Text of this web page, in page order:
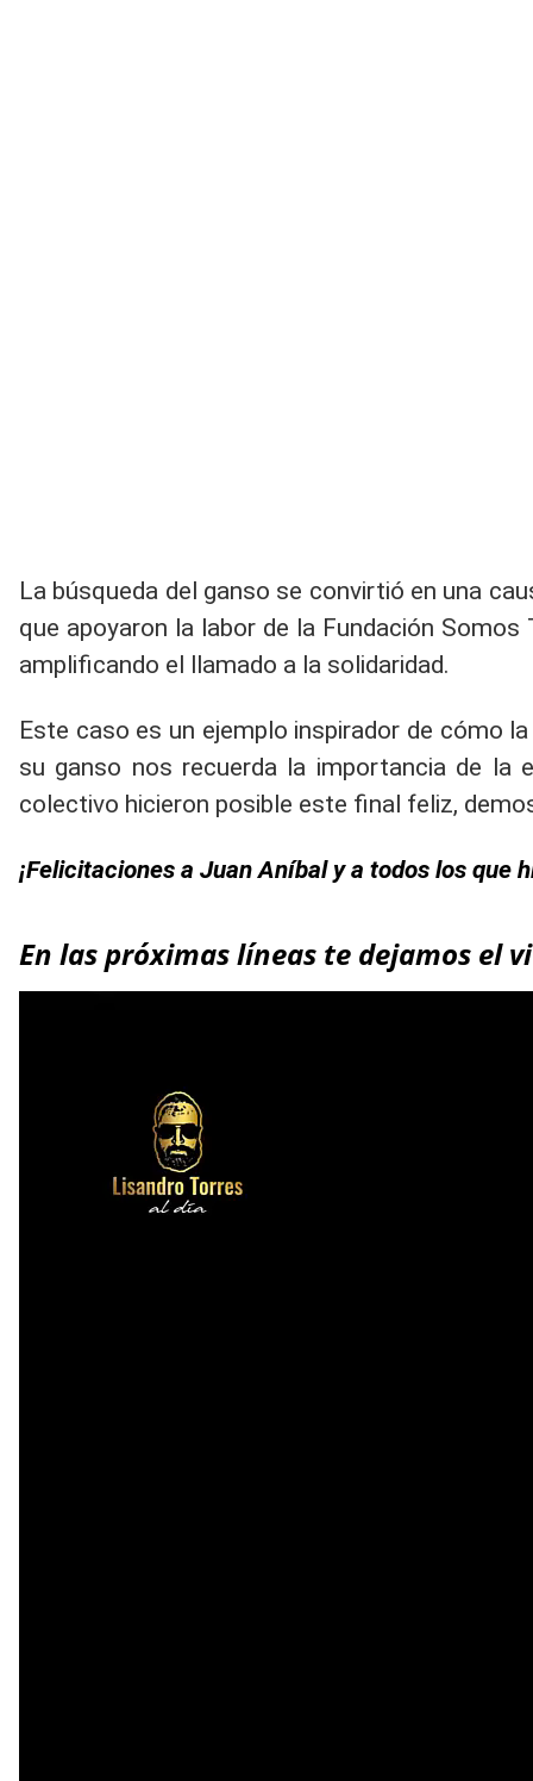
La búsqueda del ganso se convirtió en una
que apoyaron la labor de la Fundación
amplificando el llamado a la solidaridad.
Este caso es un ejemplo inspirador de cómo
su ganso nos recuerda la importancia de la
colectivo hicieron posible este final feliz,
¡Felicitaciones a Juan Aníbal y a todos los que
En las próximas líneas te dejamos el